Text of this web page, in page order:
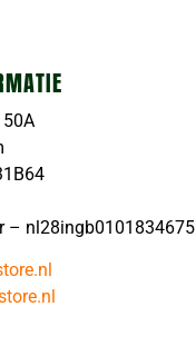
– nl28ingb0101834675